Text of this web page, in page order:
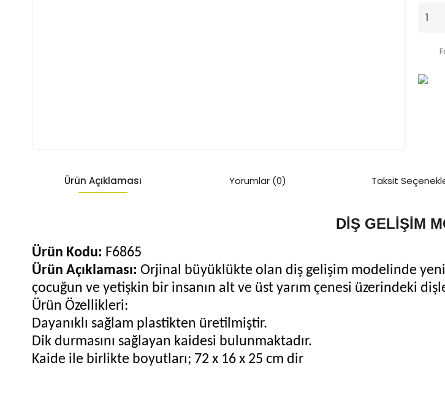
Ürün Açıklaması Yorumlar (0) Taksit
DİŞ GELİŞİM
Ürün Kodu: F6865
Ürün Açıklaması: Orjinal büyüklükte olan diş gelişim modelinde
çocuğun ve yetişkin bir insanın alt ve üst yarım çenesi üzerindeki
Ürün Özellikleri:
Dayanıklı sağlam plastikten üretilmiştir.
Dik durmasını sağlayan kaidesi bulunmaktadır.
Kaide ile birlikte boyutları; 72 x 16 x 25 cm dir